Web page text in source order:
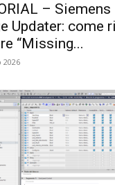
–
Updater: come
“Missing...
2026